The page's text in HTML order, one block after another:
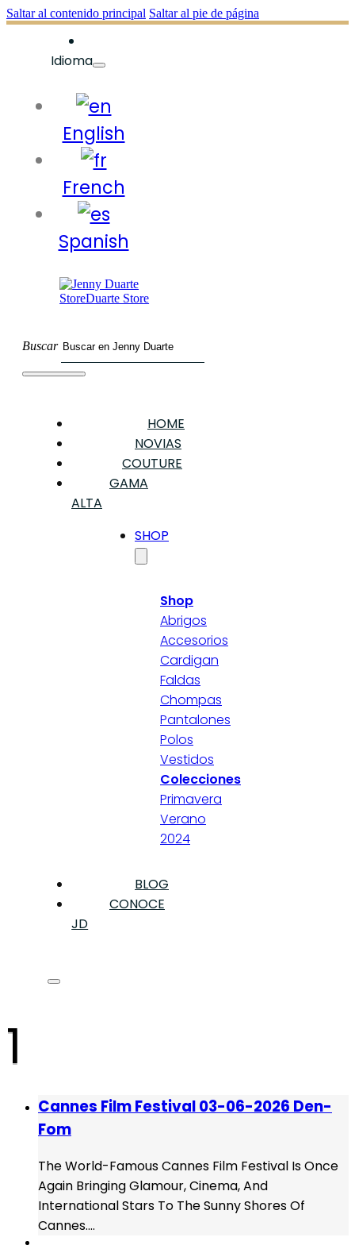
Saltar al contenido principal Saltar al pie de página
Idioma
English
French
Spanish
Buscar
HOME
NOVIAS
COUTURE
GAMA
ALTA
SHOP
Shop
Abrigos
Accesorios
Cardigan
Faldas
Chompas
Pantalones
Polos
Vestidos
Colecciones
Primavera
Verano
2024
BLOG
CONOCE
JD
1
Cannes Film Festival 03-06-2026 Den-
Fom
The World-Famous Cannes Film Festival Is Once
Again Bringing Glamour, Cinema, And
International Stars To The Sunny Shores Of
Cannes.…